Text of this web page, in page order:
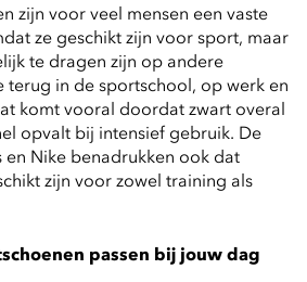
zijn voor veel mensen een vaste
ze geschikt zijn voor sport, maar
te dragen zijn op andere
terug in de sportschool, op werk en
komt vooral doordat zwart overal
opvalt bij intensief gebruik. De
en Nike benadrukken ook dat
zijn voor zowel training als
passen bij jouw dag